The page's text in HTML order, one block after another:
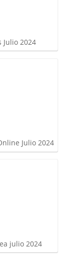
Julio 2024
Julio 2024
julio 2024